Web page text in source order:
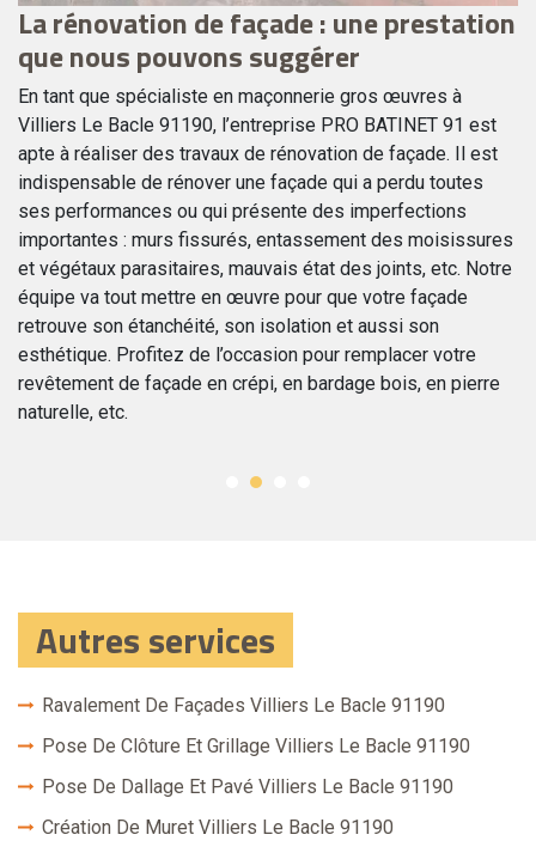
La rénovation de façade : une prestation
que nous pouvons suggérer
En tant que spécialiste en maçonnerie gros œuvres à
Villiers Le Bacle 91190, l’entreprise PRO BATINET 91 est
apte à réaliser des travaux de rénovation de façade. Il est
indispensable de rénover une façade qui a perdu toutes
ses performances ou qui présente des imperfections
importantes : murs fissurés, entassement des moisissures
et végétaux parasitaires, mauvais état des joints, etc. Notre
équipe va tout mettre en œuvre pour que votre façade
retrouve son étanchéité, son isolation et aussi son
esthétique. Profitez de l’occasion pour remplacer votre
revêtement de façade en crépi, en bardage bois, en pierre
naturelle, etc.
Autres services
Ravalement De Façades Villiers Le Bacle 91190
Pose De Clôture Et Grillage Villiers Le Bacle 91190
Pose De Dallage Et Pavé Villiers Le Bacle 91190
Création De Muret Villiers Le Bacle 91190